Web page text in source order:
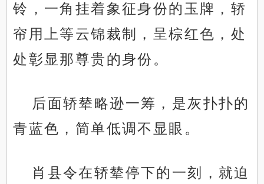
铃，一角挂着象征身份的玉牌，轿
帘用上等云锦裁制，呈棕红色，处
处彰显那尊贵的身份。
后面轿辇略逊一筹，是灰扑扑的
青蓝色，简单低调不显眼。
肖县令在轿辇停下的一刻，就迫